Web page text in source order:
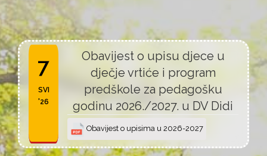
7
SVI
'26
Obavijest o upisu djece u
dječje vrtiće i program
predškole za pedagošku
godinu 2026./2027. u DV Didi
Obavijest o upisima u 2026-2027